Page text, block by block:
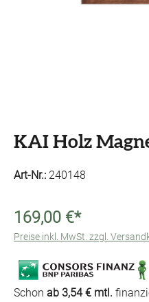
KAI Holz
Art-Nr.: 240148
169,00 €*
Preise inkl. MwSt. zzgl.
Schon ab 3,54 € mtl.